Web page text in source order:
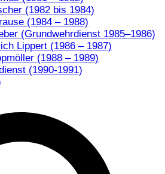
(1982 bis 1984)
(1984 – 1988)
(Grundwehrdienst 1985–1986)
Lippert (1986 – 1987)
(1988 – 1989)
(1990-1991)